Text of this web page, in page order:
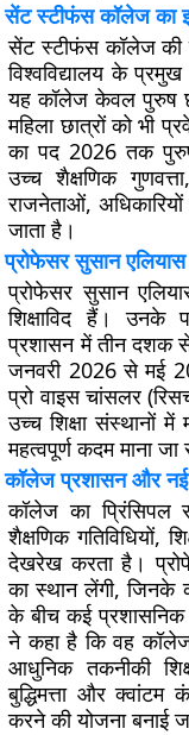
सेंट स्टीफंस कॉलेज का
सेंट स्टीफंस कॉलेज की
विश्वविद्यालय के
यह कॉलेज केवल पुरुष
महिला छात्रों को भी
का पद 2026 तक
उच्च शैक्षणिक
राजनेताओं,
जाता है।
प्रोफेसर सुसान
प्रोफेसर सुसान
शिक्षाविद हैं। उनके
प्रशासन में तीन दशक
जनवरी 2026 से मई
प्रो वाइस चांसलर
उच्च शिक्षा संस्थानों
महत्वपूर्ण कदम माना जा
कॉलेज प्रशासन और नई
कॉलेज का प्रिंसिपल
शैक्षणिक गतिविधियों,
देखरेख करता है।
का स्थान लेंगी, जिनके
के बीच कई प्रशासनिक
ने कहा है कि वह कॉलेज
आधुनिक तकनीकी
बुद्धिमत्ता और
करने की योजना बनाई